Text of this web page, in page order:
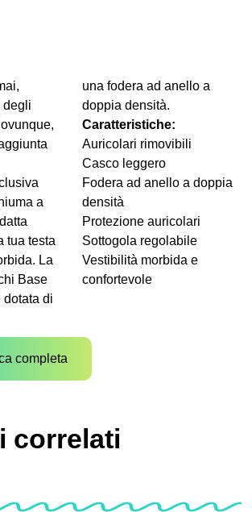
degli
a
tua testa
La
Base
dotata di
a
doppia densità.
Caratteristiche:
Auricolari rimovibili
Casco leggero
Fodera ad anello a doppia
densità
Protezione auricolari
Sottogola regolabile
Vestibilità morbida e
confortevole
completa
correlati